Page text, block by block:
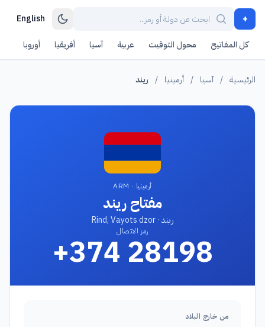
+
English
كل المفاتيح محول التوقيت عربية آسيا أفريقيا أوروبا
الرئيسية / آسيا / أرمينيا / ريند
أرمينيا · ARM
مفتاح ريند
ريند · Rind, Vayots dzor
رمز الاتصال
+374 28198
من خارج البلاد